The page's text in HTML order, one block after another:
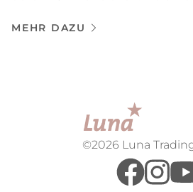
MEHR DAZU
©2026 Luna